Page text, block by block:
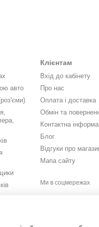
авто
Клієнтам
Вхід до кабінету
Про нас
Оплата і доставка
Обмін та
Контактна
Блог
Відгуки про
Мапа сайту
Ми в соцмережах